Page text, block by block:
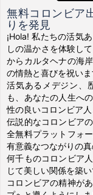
無料コロンビア
りを発見
¡Hola! 私たちの活気
しの温かさを体験し
からカルタヘナの海
の情熱と喜びを祝いま
活気あるメデジン、
も、あなたの人生へ
性の良いコロンビア人
伝説的なコロンビア
全無料プラットフォ
有意義なつながりの真
何千ものコロンビア
じて美しい関係を築い
コロンビアの精神が